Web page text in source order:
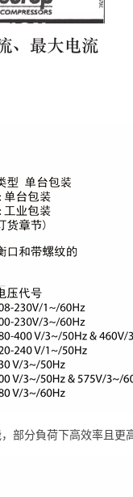
部分負荷下高效率且更